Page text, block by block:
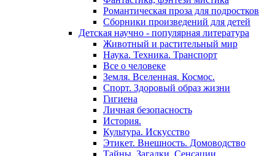
Романтическая проза для подростков
Сборники произведений для детей
Детская научно - популярная литература
Животный и растительный мир
Наука. Техника. Транспорт
Все о человеке
Земля. Вселенная. Космос.
Спорт. Здоровый образ жизни
Гигиена
Личная безопасность
История.
Культура. Искусство
Этикет. Внешность. Домоводство
Тайны. Загадки. Сенсации